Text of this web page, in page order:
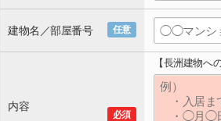
任意
建物名／部屋番号
必須
内容
【長洲建物へ